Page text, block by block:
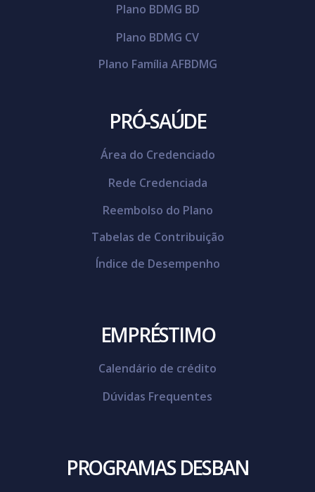
Plano BDMG BD
Plano BDMG CV
Plano Família AFBDMG
PRÓ-SAÚDE
Área do Credenciado
Rede Credenciada
Reembolso do Plano
Tabelas de Contribuição
Índice de Desempenho
EMPRÉSTIMO
Calendário de crédito
Dúvidas Frequentes
PROGRAMAS DESBAN